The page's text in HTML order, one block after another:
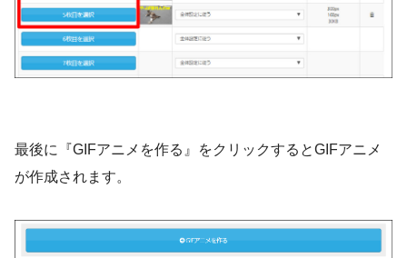
最後に『GIFアニメを作る』をクリックするとGIFアニメ
が作成されます。